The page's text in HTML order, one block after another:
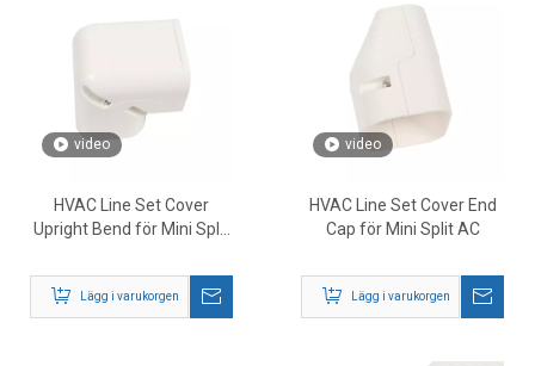
video
HVAC Line Set Cover
Upright Bend för Mini Split
Lägg i varukorgen
video
HVAC Line Set Cover End
Cap för Mini Split AC
Lägg i varukorgen